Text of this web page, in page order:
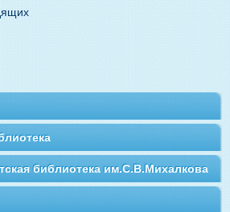
библиотека им.С.В.Михалкова